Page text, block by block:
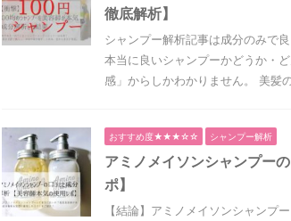
徹底解析】
シャンプー解析記事は成分のみで
本当に良いシャンプーかどうか・
感」からしかわかりません。 美髪
おすすめ度★★★☆☆ シャンプー解析
アミノメイソンシャンプー
ポ】
【結論】アミノメイソンシャンプ